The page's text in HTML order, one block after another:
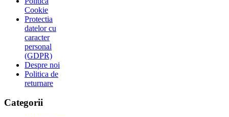
Cookie
Protectia
datelor cu
caracter
personal
(GDPR)
Despre noi
Politica de
returnare
Categorii